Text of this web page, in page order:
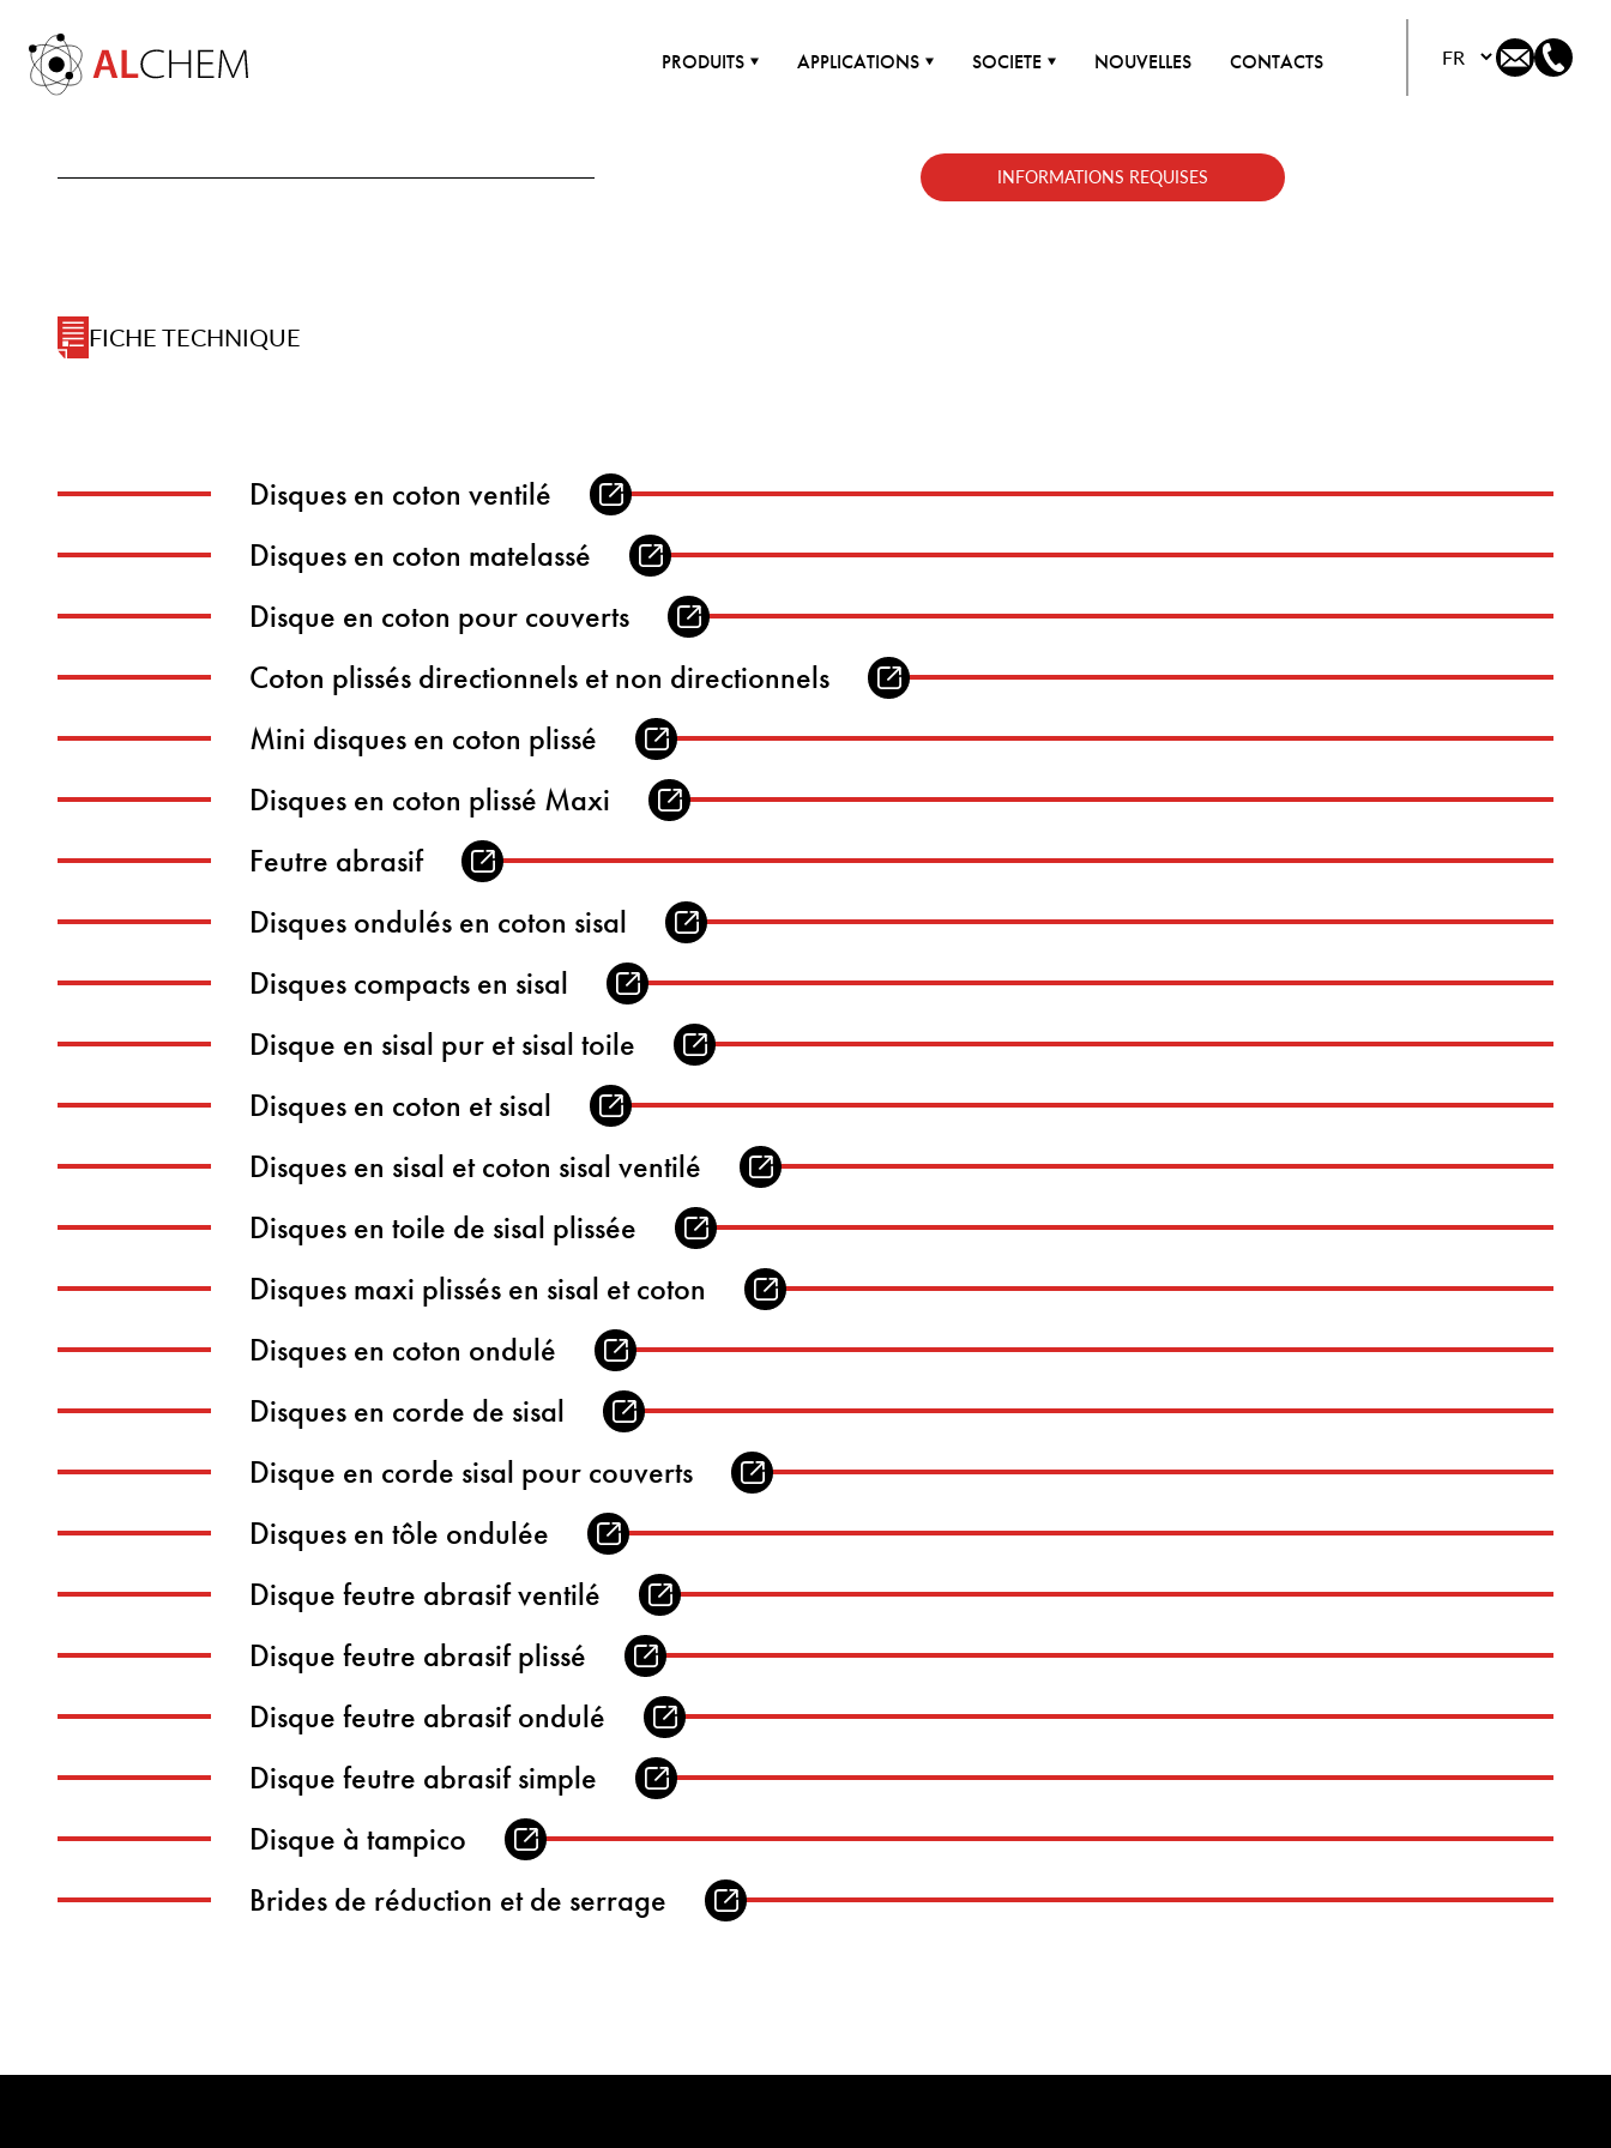
PRODUITS APPLICATIONS SOCIETE NOUVELLES CONTACTS Choisissez votre
INFORMATIONS REQUISES
FICHE TECHNIQUE
Disques en coton ventilé
Disques en coton matelassé
Disque en coton pour couverts
Coton plissés directionnels et non directionnels
Mini disques en coton plissé
Disques en coton plissé Maxi
Feutre abrasif
Disques ondulés en coton sisal
Disques compacts en sisal
Disque en sisal pur et sisal toile
Disques en coton et sisal
Disques en sisal et coton sisal ventilé
Disques en toile de sisal plissée
Disques maxi plissés en sisal et coton
Disques en coton ondulé
Disques en corde de sisal
Disque en corde sisal pour couverts
Disques en tôle ondulée
Disque feutre abrasif ventilé
Disque feutre abrasif plissé
Disque feutre abrasif ondulé
Disque feutre abrasif simple
Disque à tampico
Brides de réduction et de serrage